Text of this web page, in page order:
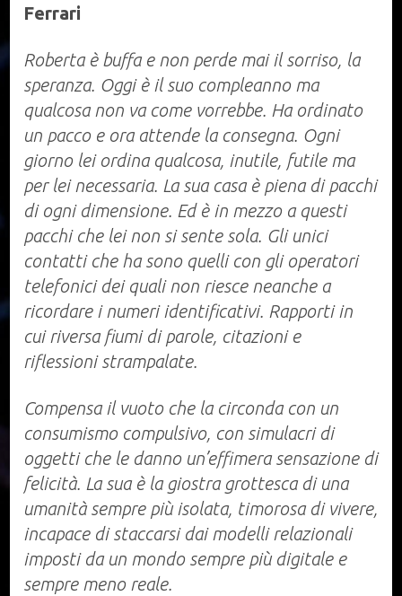
Ferrari
Roberta è buffa e non perde mai il sorriso, la
speranza. Oggi è il suo compleanno ma
qualcosa non va come vorrebbe. Ha ordinato
un pacco e ora attende la consegna. Ogni
giorno lei ordina qualcosa, inutile, futile ma
per lei necessaria. La sua casa è piena di pacchi
di ogni dimensione. Ed è in mezzo a questi
pacchi che lei non si sente sola. Gli unici
contatti che ha sono quelli con gli operatori
telefonici dei quali non riesce neanche a
ricordare i numeri identificativi. Rapporti in
cui riversa fiumi di parole, citazioni e
riflessioni strampalate.
Compensa il vuoto che la circonda con un
consumismo compulsivo, con simulacri di
oggetti che le danno un’effimera sensazione di
felicità. La sua è la giostra grottesca di una
umanità sempre più isolata, timorosa di vivere,
incapace di staccarsi dai modelli relazionali
imposti da un mondo sempre più digitale e
sempre meno reale.